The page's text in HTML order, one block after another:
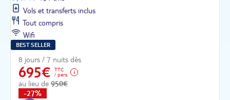
Vols et transferts inclus
Tout compris
Wifi
BEST SELLER
8 jours / 7 nuits dès
695€
TTC
/ pers.
au lieu de 950€
-27%